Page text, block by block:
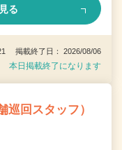
る
掲載終了日： 2026/08/06
本日掲載終了になります
巡回スタッフ）